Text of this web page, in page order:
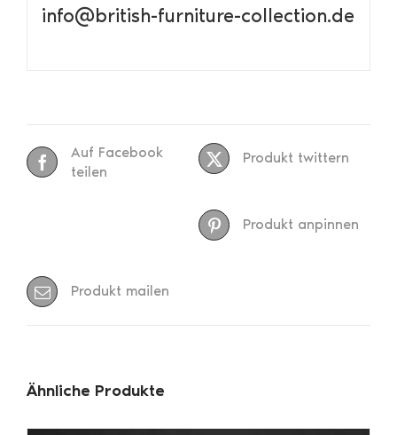
info@british-furniture-collection.de
Auf Facebook
teilen
Produkt twittern
Produkt anpinnen
Produkt mailen
Ähnliche Produkte